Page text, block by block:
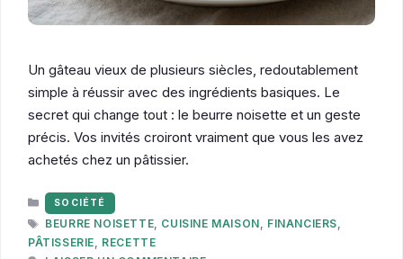
Un gâteau vieux de plusieurs siècles, redoutablement
simple à réussir avec des ingrédients basiques. Le
secret qui change tout : le beurre noisette et un geste
précis. Vos invités croiront vraiment que vous les avez
achetés chez un pâtissier.
CATÉGORIES
SOCIÉTÉ
ÉTIQUETTES
BEURRE NOISETTE, CUISINE MAISON, FINANCIERS,
PÂTISSERIE, RECETTE